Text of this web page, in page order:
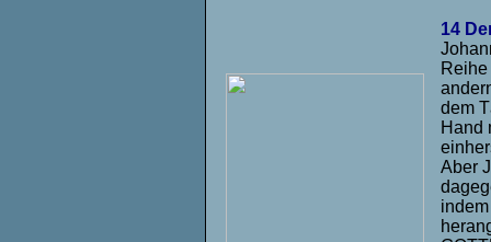
14
dem
Hand
Aber